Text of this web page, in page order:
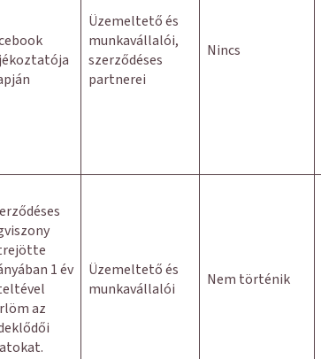
Üzemeltető és
munkavállalói,
szerződéses
partnerei
Nincs
1 év
az
Üzemeltető és
munkavállalói
Nem történik